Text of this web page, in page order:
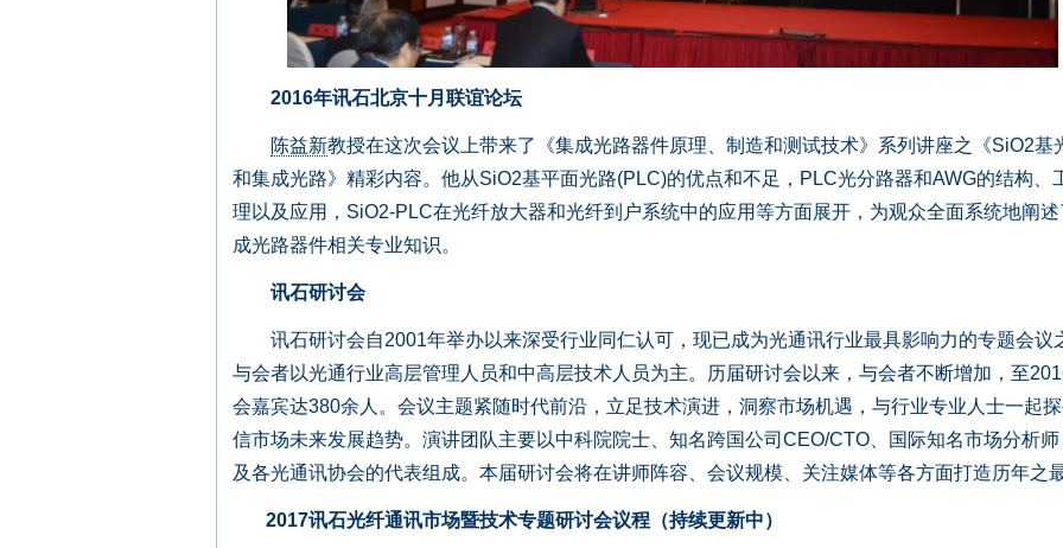
2016年讯石北京十月联谊论坛
陈益新教授在这次会议上带来了《集成光路器件原理、制造和测试技术》系列讲座之《SiO2基
和集成光路》精彩内容。他从SiO2基平面光路(PLC)的优点和不足，PLC光分路器和AWG的结构、
理以及应用，SiO2-PLC在光纤放大器和光纤到户系统中的应用等方面展开，为观众全面系统地阐
成光路器件相关专业知识。
讯石研讨会
讯石研讨会自2001年举办以来深受行业同仁认可，现已成为光通讯行业最具影响力的专题会议
与会者以光通行业高层管理人员和中高层技术人员为主。历届研讨会以来，与会者不断增加，至
会嘉宾达380余人。会议主题紧随时代前沿，立足技术演进，洞察市场机遇，与行业专业人士一起
信市场未来发展趋势。演讲团队主要以中科院院士、知名跨国公司CEO/CTO、国际知名市场分析
及各光通讯协会的代表组成。本届研讨会将在讲师阵容、会议规模、关注媒体等各方面打造历年之
2017讯石光纤通讯市场暨技术专题研讨会议程（持续更新中）